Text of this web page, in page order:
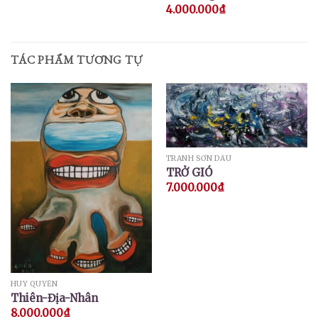
4.000.000₫
TÁC PHẨM TƯƠNG TỰ
HUY QUYỂN
Thiên-Địa-Nhân
8.000.000₫
TRANH SƠN DẦU
TRỞ GIÓ
7.000.000₫